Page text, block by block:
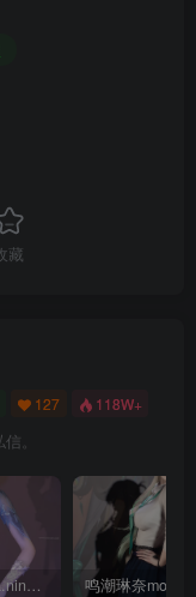
藏
127 118W+
。
剑来-宁姚qiaqia.ningyao-re.1